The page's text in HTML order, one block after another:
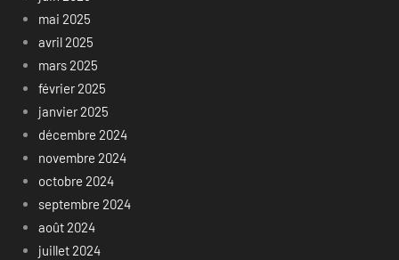
mai 2025
avril 2025
mars 2025
février 2025
janvier 2025
décembre 2024
novembre 2024
octobre 2024
septembre 2024
août 2024
juillet 2024